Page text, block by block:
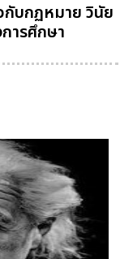
กับกฏหมาย วินัย
ารศึกษา